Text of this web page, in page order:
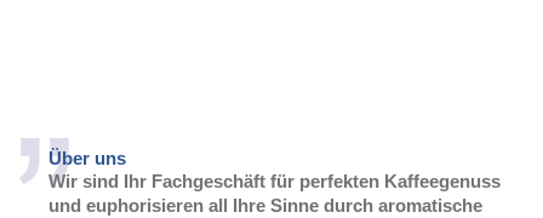
Über uns
Wir sind Ihr Fachgeschäft für perfekten Kaffeegenuss
und euphorisieren all Ihre Sinne durch aromatische